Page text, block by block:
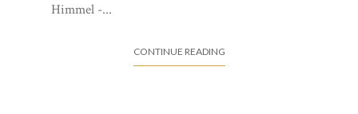
Himmel -...
CONTINUE READING